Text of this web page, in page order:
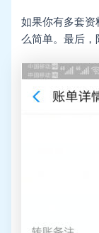
如果你有多套
么简单。最后